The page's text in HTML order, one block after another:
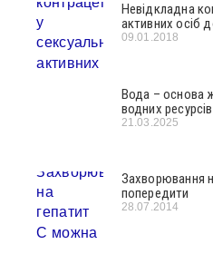
Невідкладна
активних осіб
09.01.2018
Вода – основа
водних
21.03.2025
Захворювання
попередити
28.07.2014